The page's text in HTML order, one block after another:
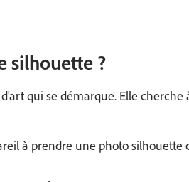
silhouette ?
qui se démarque. Elle
à prendre une photo silhouette